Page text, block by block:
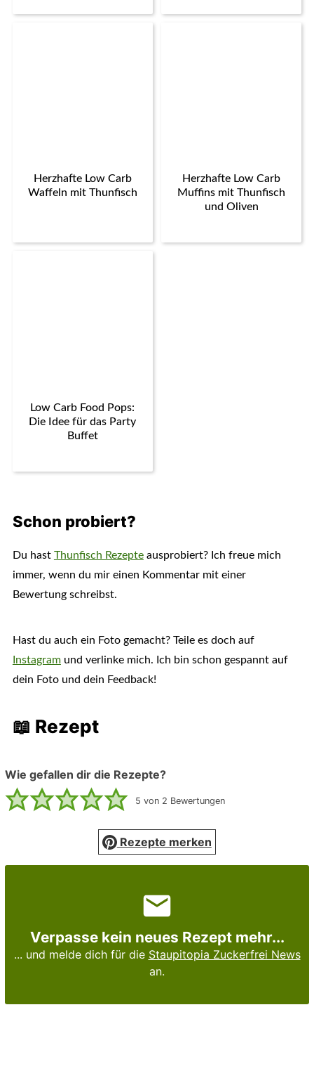
Herzhafte Low Carb
Waffeln mit Thunfisch
Herzhafte Low Carb
Muffins mit Thunfisch
und Oliven
Low Carb Food Pops:
Die Idee für das Party
Buffet
Schon probiert?
Du hast Thunfisch Rezepteausprobiert? Ich freue mich
immer, wenn du mir einen Kommentar mit einer
Bewertung schreibst.
Hast du auch ein Foto gemacht? Teile es doch auf
Instagramund verlinke mich. Ich bin schon gespannt auf
dein Foto und dein Feedback!
📖 Rezept
Wie gefallen dir die Rezepte?
5 von 2 Bewertungen
Rezepte merken
Verpasse kein neues Rezept mehr...
... und melde dich für die Staupitopia Zuckerfrei News
an.